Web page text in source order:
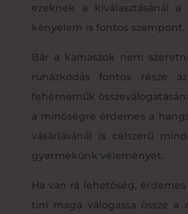
ezeknek a kiválasztásánál
kényelem is fontos szempont.
Bár a kamaszok nem
ruházkodás fontos része
fehérneműk
a minőségre érdemes a
vásárlásánál is célszerű
gyermekünk véleményét.
Ha van rá lehetőség,
tini maga válogassa össze a